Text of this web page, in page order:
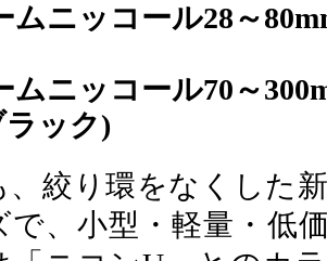
ムニッコール28～
ムニッコール70～
ック)
、絞り環をなくした
で、小型・軽量・低